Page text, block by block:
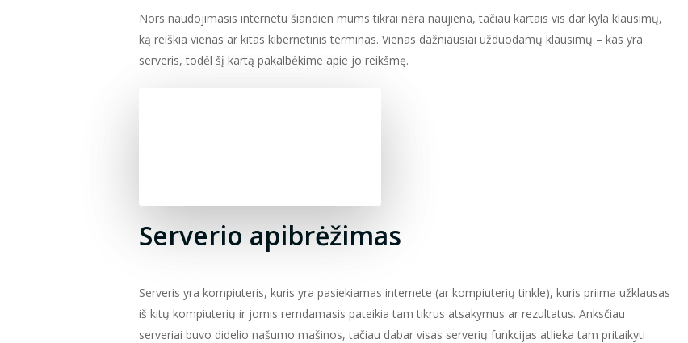
Nors naudojimasis internetu šiandien mums tikrai nėra naujiena, tačiau kartais vis dar kyla klausimų,
ką reiškia vienas ar kitas kibernetinis terminas. Vienas dažniausiai užduodamų klausimų – kas yra
serveris, todėl šį kartą pakalbėkime apie jo reikšmę.
Serverio apibrėžimas
Serveris yra kompiuteris, kuris yra pasiekiamas internete (ar kompiuterių tinkle), kuris priima užklausas
iš kitų kompiuterių ir jomis remdamasis pateikia tam tikrus atsakymus ar rezultatus. Anksčiau
serveriai buvo didelio našumo mašinos, tačiau dabar visas serverių funkcijas atlieka tam pritaikyti